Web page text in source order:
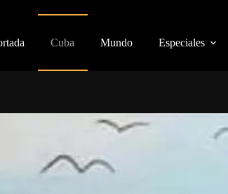
Cuba Mundo Especiales